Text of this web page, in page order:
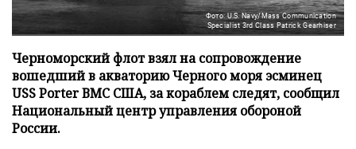
Фото: U.S. Navy/Mass Communication
Specialist 3rd Class Patrick Gearhiser
Черноморский флот взял на сопровождение
вошедший в акваторию Черного моря эсминец
USS Porter ВМС США, за кораблем следят, сообщил
Национальный центр управления обороной
России.